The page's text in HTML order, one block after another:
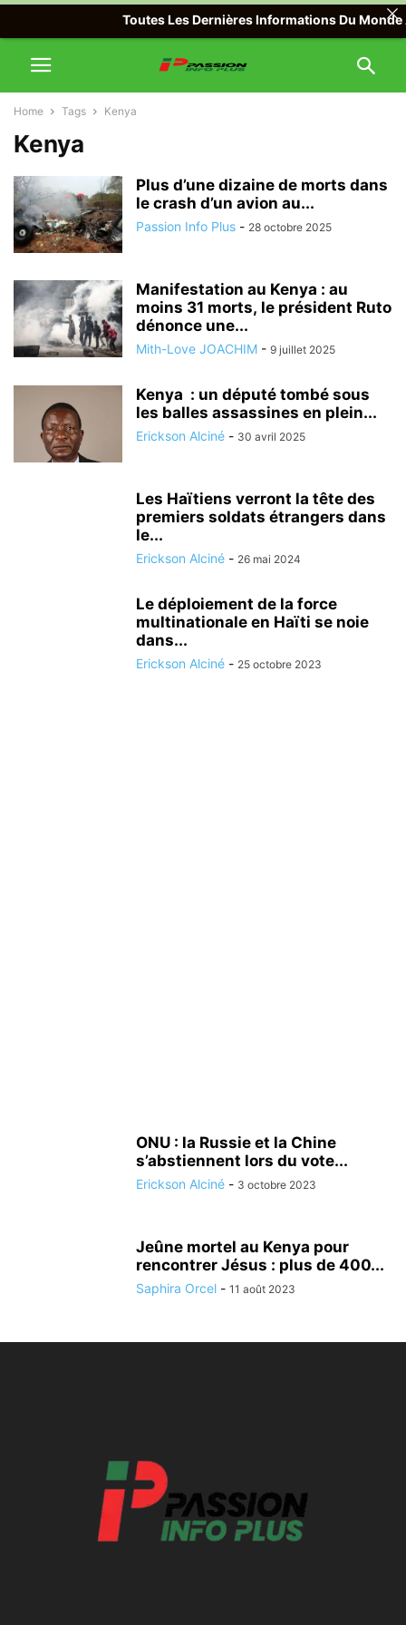
Home Tags Kenya
Kenya
Plus d’une dizaine de morts dans
le crash d’un avion au...
Passion Info Plus - 28 octobre 2025
Manifestation au Kenya : au
moins 31 morts, le président Ruto
dénonce une...
Mith-Love JOACHIM - 9 juillet 2025
Kenya : un député tombé sous
les balles assassines en plein...
Erickson Alciné - 30 avril 2025
Les Haïtiens verront la tête des
premiers soldats étrangers dans
le...
Erickson Alciné - 26 mai 2024
Le déploiement de la force
multinationale en Haïti se noie
dans...
Erickson Alciné - 25 octobre 2023
ONU : la Russie et la Chine
s’abstiennent lors du vote...
Erickson Alciné - 3 octobre 2023
Jeûne mortel au Kenya pour
rencontrer Jésus : plus de 400...
Saphira Orcel - 11 août 2023
Toutes Les Dernières Informations Du